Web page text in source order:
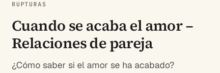
RUPTURAS
Cuando se acaba el amor –
Relaciones de pareja
¿Cómo saber si el amor se ha acabado?